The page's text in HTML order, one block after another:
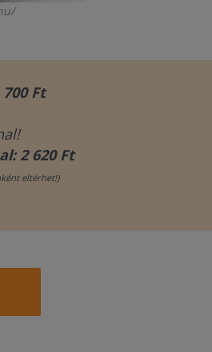
Ft
2 620 Ft
eltérhet!)